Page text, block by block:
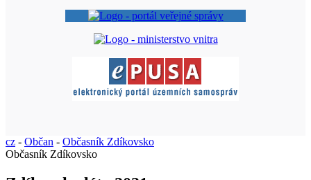
cz - Občan - Občasník Zdíkovsko
Občasník Zdíkovsko